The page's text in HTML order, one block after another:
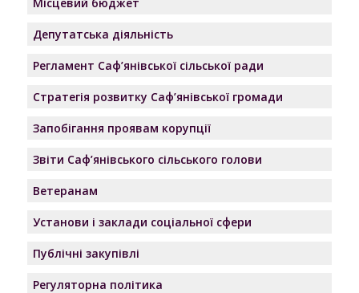
Депутатська діяльність
Регламент Саф’янівської сільської ради
Стратегія розвитку Саф’янівської громади
Запобігання проявам корупції
Звіти Саф’янівського сільського голови
Ветеранам
Установи і заклади соціальної сфери
Публічні закупівлі
Регуляторна політика